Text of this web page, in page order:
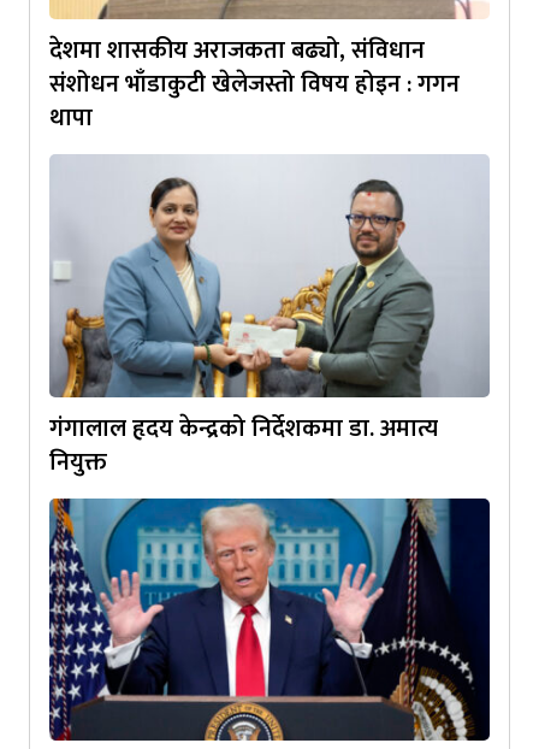
देशमा शासकीय अराजकता बढ्यो, संविधान
संशोधन भाँडाकुटी खेलेजस्तो विषय होइन : गगन
थापा
गंगालाल हृदय केन्द्रको निर्देशकमा डा. अमात्य
नियुक्त